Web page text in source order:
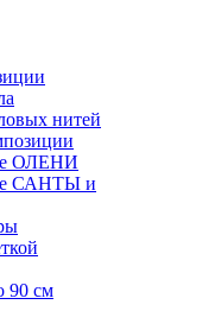
нитей
ОЛЕНИ
САНТЫ и
90 см